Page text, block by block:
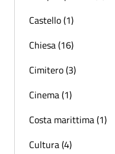
Castello (1)
Chiesa (16)
Cimitero (3)
Cinema (1)
Costa marittima (1)
Cultura (4)